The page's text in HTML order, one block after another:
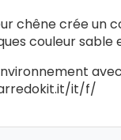
chêne crée un
couleur
it/f/